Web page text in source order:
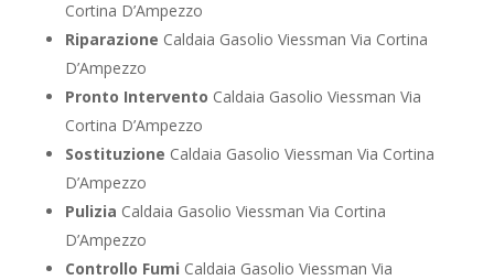
Cortina D’Ampezzo
Riparazione Caldaia Gasolio Viessman Via Cortina
D’Ampezzo
Pronto Intervento Caldaia Gasolio Viessman Via
Cortina D’Ampezzo
Sostituzione Caldaia Gasolio Viessman Via Cortina
D’Ampezzo
Pulizia Caldaia Gasolio Viessman Via Cortina
D’Ampezzo
Controllo Fumi Caldaia Gasolio Viessman Via